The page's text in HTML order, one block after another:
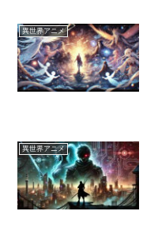
異世界アニメ
異世界アニメ